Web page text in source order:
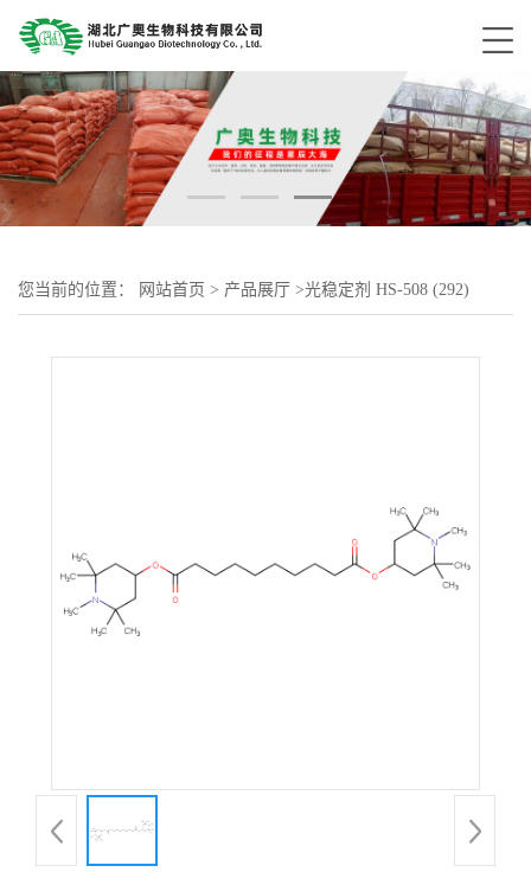
您当前的位置： 网站首页 > 产品展厅 >光稳定剂 HS-508 (292)